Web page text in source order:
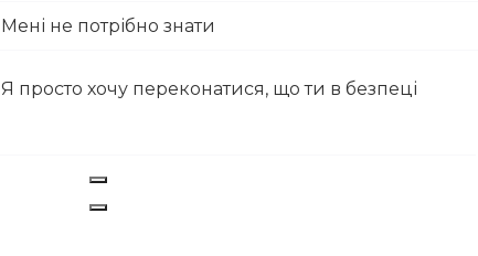
Мені не потрібно знати
Я просто хочу переконатися, що ти в безпеці